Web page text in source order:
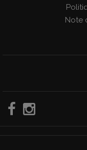
Note